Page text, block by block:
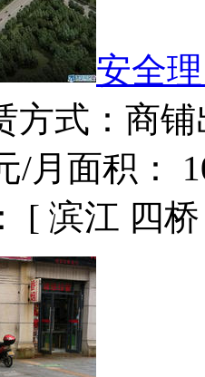
安全
方式： 商铺
/月 面积：
[ 滨江 四